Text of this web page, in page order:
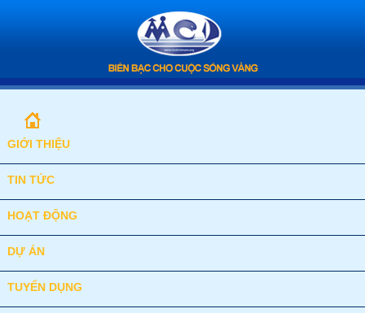
GIỚI THIỆU
TIN TỨC
HOẠT ĐỘNG
DỰ ÁN
TUYỂN DỤNG